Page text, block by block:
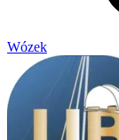
Wózek